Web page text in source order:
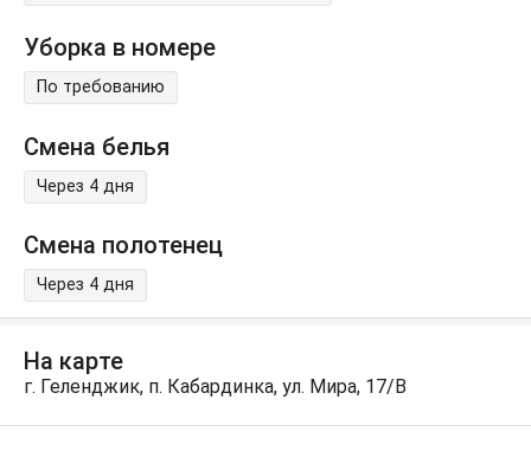
Уборка в номере
По требованию
Смена белья
Через 4 дня
Смена полотенец
Через 4 дня
На карте
г. Геленджик, п. Кабардинка, ул. Мира, 17/В